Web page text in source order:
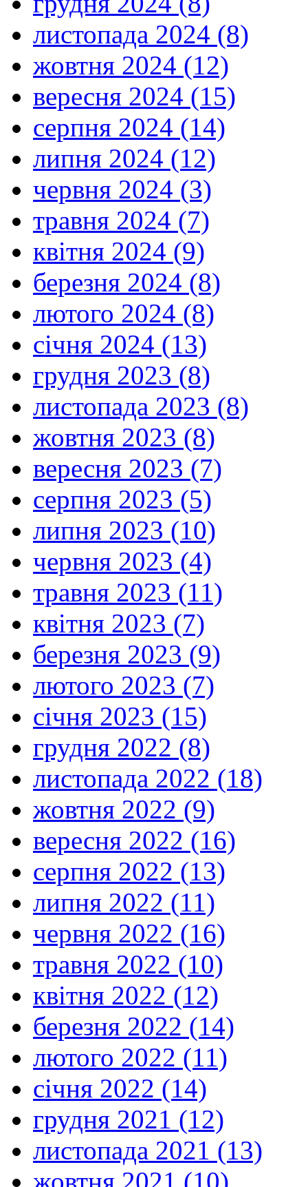
листопада 2024 (8)
жовтня 2024 (12)
вересня 2024 (15)
серпня 2024 (14)
липня 2024 (12)
червня 2024 (3)
травня 2024 (7)
квітня 2024 (9)
березня 2024 (8)
лютого 2024 (8)
січня 2024 (13)
грудня 2023 (8)
листопада 2023 (8)
жовтня 2023 (8)
вересня 2023 (7)
серпня 2023 (5)
липня 2023 (10)
червня 2023 (4)
травня 2023 (11)
квітня 2023 (7)
березня 2023 (9)
лютого 2023 (7)
січня 2023 (15)
грудня 2022 (8)
листопада 2022 (18)
жовтня 2022 (9)
вересня 2022 (16)
серпня 2022 (13)
липня 2022 (11)
червня 2022 (16)
травня 2022 (10)
квітня 2022 (12)
березня 2022 (14)
лютого 2022 (11)
січня 2022 (14)
грудня 2021 (12)
листопада 2021 (13)
жовтня 2021 (10)